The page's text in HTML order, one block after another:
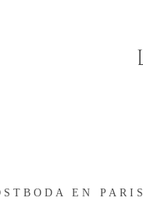
EN PARIS